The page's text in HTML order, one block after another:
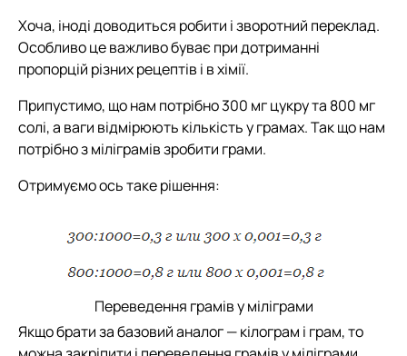
Хоча, іноді доводиться робити і зворотний переклад.
Особливо це важливо буває при дотриманні
пропорцій різних рецептів і в хімії.
Припустимо, що нам потрібно 300 мг цукру та 800 мг
солі, а ваги відмірюють кількість у грамах. Так що нам
потрібно з міліграмів зробити грами.
Отримуємо ось таке рішення:
Переведення грамів у міліграми
Якщо брати за базовий аналог — кілограм і грам, то